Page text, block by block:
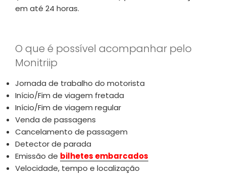
em até 24 horas.
O que é possível acompanhar pelo
Monitriip
Jornada de trabalho do motorista
Início/Fim de viagem fretada
Início/Fim de viagem regular
Venda de passagens
Cancelamento de passagem
Detector de parada
Emissão de bilhetes embarcados
Velocidade, tempo e localização